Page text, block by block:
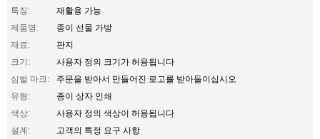
특징:
재활용 가능
제품명:
종이 선물 가방
재료:
판지
크기:
사용자 정의 크기가 허용됩니다
심벌 마크:
주문을 받아서 만들어진 로고를 받아들이십시오
유형:
종이 상자 인쇄
색상:
사용자 정의 색상이 허용됩니다
설계:
고객의 특정 요구 사항